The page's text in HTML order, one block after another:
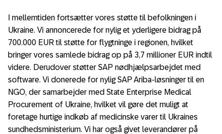
I mellemtiden fortsætter vores støtte til befolkningen i
Ukraine. Vi annoncerede for nylig et yderligere bidrag på
700.000 EUR til støtte for flygtninge i regionen, hvilket
bringer vores samlede bidrag op på 3,7 millioner EUR indtil
videre. Derudover støtter SAP nødhjælpsarbejdet med
software. Vi donerede for nylig SAP Ariba-løsninger til en
NGO, der samarbejder med State Enterprise Medical
Procurement of Ukraine, hvilket vil gøre det muligt at
foretage hurtige indkøb af medicinske varer til Ukraines
sundhedsministerium. Vi har også givet leverandører på